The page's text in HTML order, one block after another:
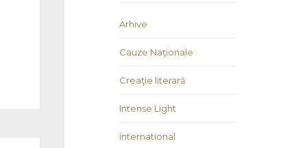
Arhive
Cauze Naţionale
Creaţie literară
Intense Light
international